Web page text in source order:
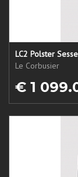
LC2 Polster
Le Corbusier
€ 1